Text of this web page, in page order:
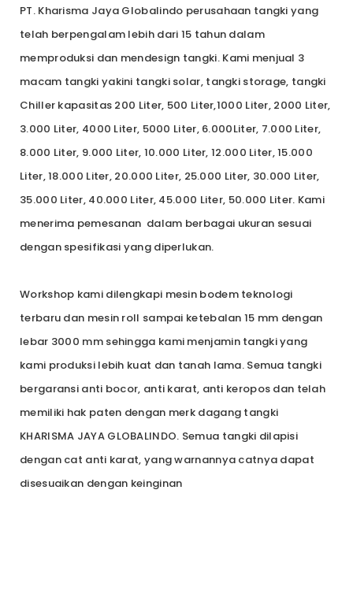
PT. Kharisma Jaya Globalindo perusahaan tangki yang
telah berpengalam lebih dari 15 tahun dalam
memproduksi dan mendesign tangki. Kami menjual 3
macam tangki yakini tangki solar, tangki storage, tangki
Chiller kapasitas 200 Liter, 500 Liter,1000 Liter, 2000 Liter,
3.000 Liter, 4000 Liter, 5000 Liter, 6.000Liter, 7.000 Liter,
8.000 Liter, 9.000 Liter, 10.000 Liter, 12.000 Liter, 15.000
Liter, 18.000 Liter, 20.000 Liter, 25.000 Liter, 30.000 Liter,
35.000 Liter, 40.000 Liter, 45.000 Liter, 50.000 Liter. Kami
menerima pemesanan dalam berbagai ukuran sesuai
dengan spesifikasi yang diperlukan.
Workshop kami dilengkapi mesin bodem teknologi
terbaru dan mesin roll sampai ketebalan 15 mm dengan
lebar 3000 mm sehingga kami menjamin tangki yang
kami produksi lebih kuat dan tanah lama. Semua tangki
bergaransi anti bocor, anti karat, anti keropos dan telah
memiliki hak paten dengan merk dagang tangki
KHARISMA JAYA GLOBALINDO. Semua tangki dilapisi
dengan cat anti karat, yang warnannya catnya dapat
disesuaikan dengan keinginan